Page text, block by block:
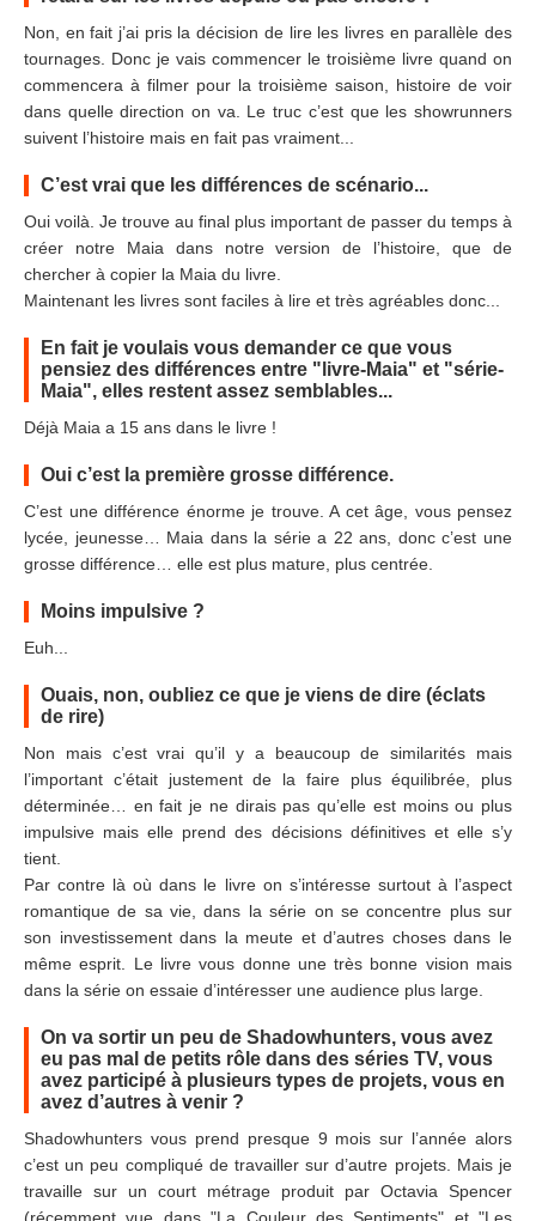
Non, en fait j’ai pris la décision de lire les livres en parallèle des
tournages. Donc je vais commencer le troisième livre quand on
commencera à filmer pour la troisième saison, histoire de voir
dans quelle direction on va. Le truc c’est que les showrunners
suivent l’histoire mais en fait pas vraiment...
C’est vrai que les différences de scénario...
Oui voilà. Je trouve au final plus important de passer du temps à
créer notre Maia dans notre version de l’histoire, que de
chercher à copier la Maia du livre.
Maintenant les livres sont faciles à lire et très agréables donc...
En fait je voulais vous demander ce que vous
pensiez des différences entre "livre-Maia" et "série-
Maia", elles restent assez semblables...
Déjà Maia a 15 ans dans le livre !
Oui c’est la première grosse différence.
C’est une différence énorme je trouve. A cet âge, vous pensez
lycée, jeunesse… Maia dans la série a 22 ans, donc c’est une
grosse différence… elle est plus mature, plus centrée.
Moins impulsive ?
Euh...
Ouais, non, oubliez ce que je viens de dire (éclats
de rire)
Non mais c’est vrai qu’il y a beaucoup de similarités mais
l’important c’était justement de la faire plus équilibrée, plus
déterminée… en fait je ne dirais pas qu’elle est moins ou plus
impulsive mais elle prend des décisions définitives et elle s’y
tient.
Par contre là où dans le livre on s’intéresse surtout à l’aspect
romantique de sa vie, dans la série on se concentre plus sur
son investissement dans la meute et d’autres choses dans le
même esprit. Le livre vous donne une très bonne vision mais
dans la série on essaie d’intéresser une audience plus large.
On va sortir un peu de Shadowhunters, vous avez
eu pas mal de petits rôle dans des séries TV, vous
avez participé à plusieurs types de projets, vous en
avez d’autres à venir ?
Shadowhunters vous prend presque 9 mois sur l’année alors
c’est un peu compliqué de travailler sur d’autre projets. Mais je
travaille sur un court métrage produit par Octavia Spencer